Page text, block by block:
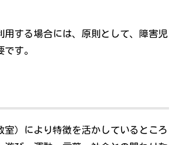
用する場合には、原則として、障害児
す。
室）により特徴を活かしているところ